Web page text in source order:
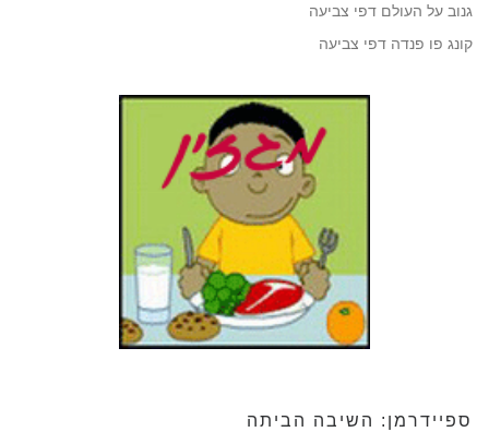
גנוב על העולם דפי צביעה
קונג פו פנדה דפי צביעה
ספיידרמן: השיבה הביתה